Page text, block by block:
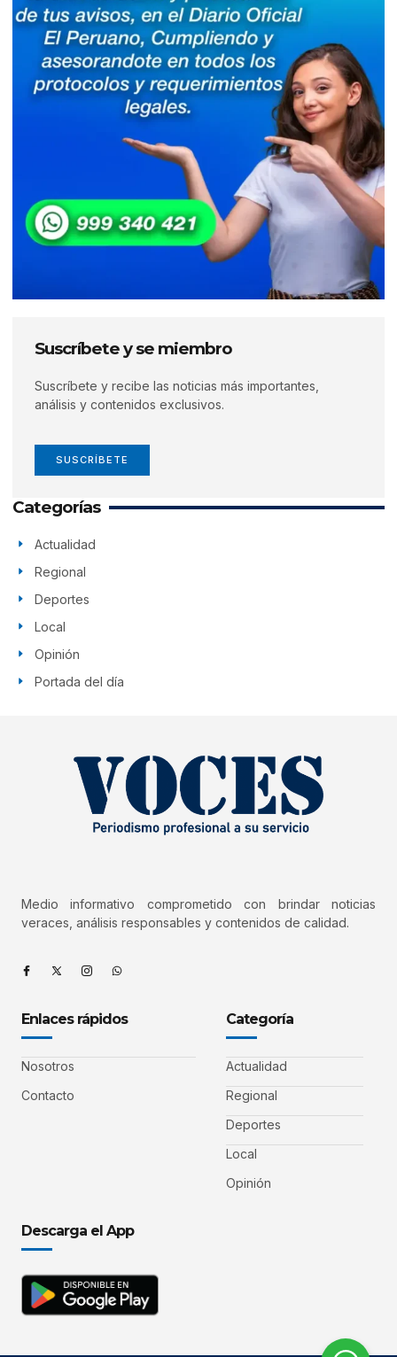
Suscríbete y se miembro
Suscríbete y recibe las noticias más importantes,
análisis y contenidos exclusivos.
SUSCRÍBETE
Categorías
Actualidad
Regional
Deportes
Local
Opinión
Portada del día
Medio informativo comprometido con brindar noticias
veraces, análisis responsables y contenidos de calidad.
Enlaces rápidos
Nosotros
Contacto
Categoría
Actualidad
Regional
Deportes
Local
Opinión
Descarga el App